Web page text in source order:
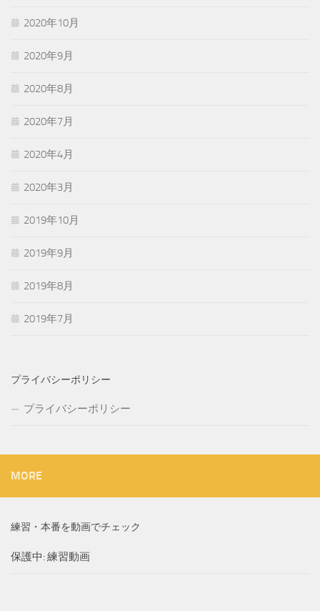
2020年10月
2020年9月
2020年8月
2020年7月
2020年4月
2020年3月
2019年10月
2019年9月
2019年8月
2019年7月
プライバシーポリシー
プライバシーポリシー
MORE
練習・本番を動画でチェック
保護中: 練習動画